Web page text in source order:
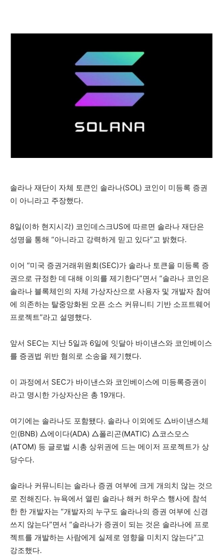
솔라나 재단이 자체 토큰인 솔라나(SOL) 코인이 미등록 증권
이 아니라고 주장했다.
8일(이하 현지시각) 코인데스크US에 따르면 솔라나 재단은
성명을 통해 “아니라고 강력하게 믿고 있다”고 밝혔다.
이어 “미국 증권거래위원회(SEC)가 솔라나 토큰을 미등록 증
권으로 규정한 데 대해 이의를 제기한다”면서 “솔라나 코인은
솔라나 블록체인의 자체 가상자산으로 사용자 및 개발자 참여
에 의존하는 탈중앙화된 오픈 소스 커뮤니티 기반 소프트웨어
프로젝트”라고 설명했다.
앞서 SEC는 지난 5일과 6일에 잇달아 바이낸스와 코인베이스
를 증권법 위반 혐의로 소송을 제기했다.
이 과정에서 SEC가 바이낸스와 코인베이스에 미등록증권이
라고 명시한 가상자산은 총 19개다.
여기에는 솔라나도 포함됐다. 솔라나 이외에도 △바이낸스체
인(BNB) △에이다(ADA) △폴리곤(MATIC) △코스모스
(ATOM) 등 글로벌 시총 상위권에 드는 메이저 프로젝트가 상
당수다.
솔라나 커뮤니티는 솔라나 증권 여부에 크게 개의치 않는 것으
로 전해진다. 뉴욕에서 열린 솔라나 해커 하우스 행사에 참석
한 한 개발자는 “개발자의 누구도 솔라나의 증권 여부에 신경
쓰지 않는다”면서 “솔라나가 증권이 되는 것은 솔라나에 프로
젝트를 개발하는 사람에게 실제로 영향을 미치지 않는다”고
강조했다.